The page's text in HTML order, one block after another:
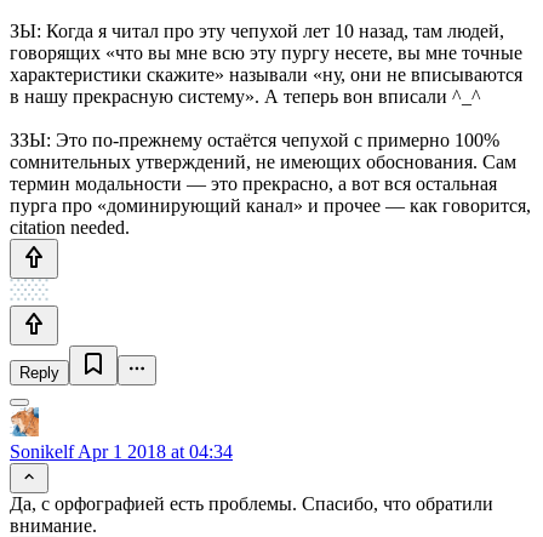
ЗЫ: Когда я читал про эту чепухой лет 10 назад, там людей,
говорящих «что вы мне всю эту пургу несете, вы мне точные
характеристики скажите» называли «ну, они не вписываются
в нашу прекрасную систему». А теперь вон вписали ^_^
ЗЗЫ: Это по-прежнему остаётся чепухой с примерно 100%
сомнительных утверждений, не имеющих обоснования. Сам
термин модальности — это прекрасно, а вот вся остальная
пурга про «доминирующий канал» и прочее — как говорится,
citation needed.
Reply
SonikelfApr 1 2018 at 04:34
Да, с орфографией есть проблемы. Спасибо, что обратили
внимание.